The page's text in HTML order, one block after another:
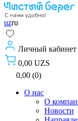
uzru
Личный кабинет
0,00 UZS
0,00 (0)
О нас
О
Новости